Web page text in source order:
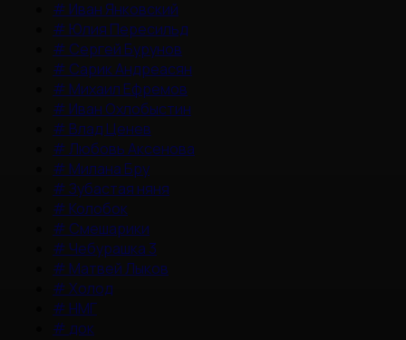
# Иван Янковский
# Юлия Пересильд
# Сергей Бурунов
# Сарик Андреасян
# Михаил Ефремов
# Иван Охлобыстин
# Влад Ценев
#Любовь Аксенова
# Милана Бру
#Зубастая няня
# Колобок
# Смешарики
# Чебурашка 3
# Матвей Лыков
#Холод
# НМГ
# док